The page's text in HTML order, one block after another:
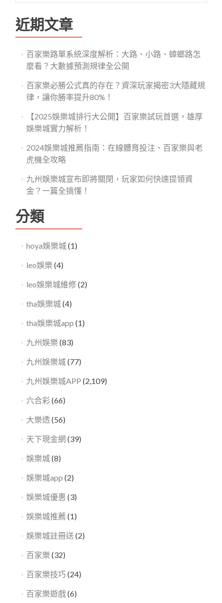
鍵
字:
近期文章
百家樂路單系統深度解析：大路、小路、蟑螂路怎
麼看？大數據預測規律全公開
百家樂必勝公式真的存在？資深玩家揭密3大隱藏規
律，讓你勝率提升80%！
【2025娛樂城排行大公開】百家樂試玩首選，雄厚
娛樂城實力解析！
2024娛樂城推薦指南：在線體育投注、百家樂與老
虎機全攻略
九州娛樂城宣布即將關閉，玩家如何快速提領資
金？一篇全搞懂！
分類
hoya娛樂城(1)
leo娛樂 (4)
leo娛樂城維修(2)
tha娛樂城(4)
tha娛樂城app (1)
九州娛樂 (83)
九州娛樂城(77)
九州娛樂城APP (2,109)
六合彩(66)
大樂透 (56)
天下現金網 (39)
娛樂城(8)
娛樂城app (2)
娛樂城優惠 (3)
娛樂城推薦 (1)
娛樂城註冊送 (2)
百家樂 (32)
百家樂技巧(24)
百家樂遊戲(6)